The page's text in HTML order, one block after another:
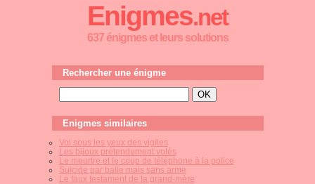
Enigmes.net
637 énigmes et leurs solutions
Rechercher une énigme
Enigmes similaires
Vol sous les yeux des vigiles
Les bijoux prétendument volés
Le meurtre et le coup de téléphone à la police
Suicide par balle mais sans arme
Le faux testament de la grand-mère